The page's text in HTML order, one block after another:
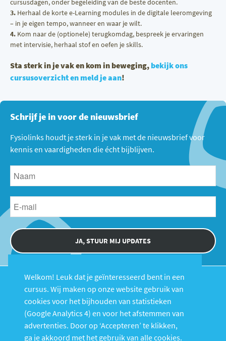
cursusdagen, onder begeleiding van de beste docenten.
3. Herhaal de korte e-Learning modules in de digitale leeromgeving
– in je eigen tempo, wanneer en waar je wilt.
4. Kom naar de (optionele) terugkomdag, bespreek je ervaringen
met intervisie, herhaal stof en oefen je skills.
Sta sterk in je vak en kom in beweging, bekijk ons
cursusoverzichten meld je aan!
Schrijf je in voor de nieuwsbrief
Fysiolinks houdt je sterk in je vak met de nieuwsbrief voor
kennis en vaardigheden die écht bijblijven.
JA, STUUR MIJ UPDATES
Cursussen Over Fysiolinks
Welkom! Leuk dat je geïnteresseerd bent in een
cursus. Wij maken op onze website gebruik van
cookies voor het bijhouden van statistieken
(Google Analytics 4) en voor het afstemmen van
advertenties. Door op ‘Accepteren’ te klikken,
ga je akkoord met het gebruik van alle cookies.